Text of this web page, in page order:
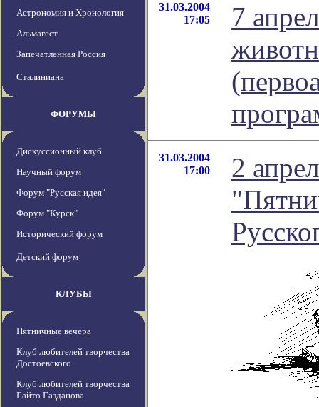
Астрономия и Хронология
Альмагест
Запечатленная Россия
Сталиниана
ФОРУМЫ
Дискуссионный клуб
Научный форум
Форум "Русская идея"
Форум "Курск"
Исторический форум
Детский форум
КЛУБЫ
Пятничные вечера
Клуб любителей творчества
Достоевского
Клуб любителей творчества
Гайто Газданова
31.03.2004
17:05
7
31.03.2004
17:00
2